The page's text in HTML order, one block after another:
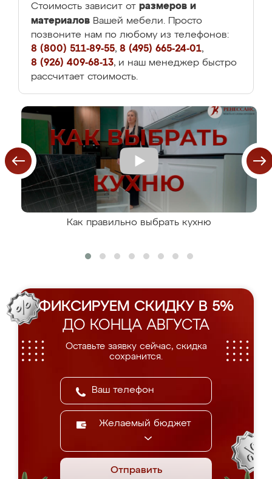
Стоимость зависит от размеров и
материалов Вашей мебели. Просто
позвоните нам по любому из телефонов:
8 (800) 511-89-55, 8 (495) 665-24-01,
8 (926) 409-68-13, и наш менеджер быстро
рассчитает стоимость.
Как правильно выбрать кухню
ФИКСИРУЕМ СКИДКУ В 5%
ДО КОНЦА АВГУСТА
Оставьте заявку сейчас, скидка
сохранится.
Желаемый бюджет
Отправить